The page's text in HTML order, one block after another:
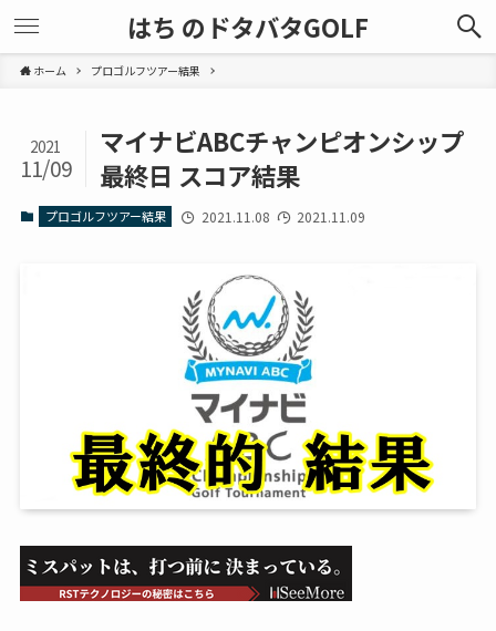
はち のドタバタGOLF
ホーム プロゴルフツアー結果
マイナビABCチャンピオンシップ
最終日 スコア結果
2021
11/09
プロゴルフツアー結果 2021.11.08 2021.11.09